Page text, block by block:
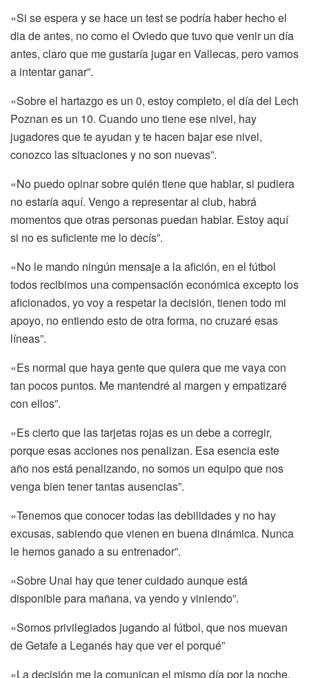
«Si se espera y se hace un test se podría haber hecho el
dia de antes, no como el Oviedo que tuvo que venir un día
antes, claro que me gustaría jugar en Vallecas, pero vamos
a intentar ganar”.
«Sobre el hartazgo es un 0, estoy completo, el día del Lech
Poznan es un 10. Cuando uno tiene ese nivel, hay
jugadores que te ayudan y te hacen bajar ese nivel,
conozco las situaciones y no son nuevas”.
«No puedo opinar sobre quién tiene que hablar, si pudiera
no estaría aquí. Vengo a representar al club, habrá
momentos que otras personas puedan hablar. Estoy aquí
si no es suficiente me lo decís”.
«No le mando ningún mensaje a la afición, en el fútbol
todos recibimos una compensación económica excepto los
aficionados, yo voy a respetar la decisión, tienen todo mi
apoyo, no entiendo esto de otra forma, no cruzaré esas
líneas”.
«Es normal que haya gente que quiera que me vaya con
tan pocos puntos. Me mantendré al margen y empatizaré
con ellos”.
«Es cierto que las tarjetas rojas es un debe a corregir,
porque esas acciones nos penalizan. Esa esencia este
año nos está penalizando, no somos un equipo que nos
venga bien tener tantas ausencias”.
«Tenemos que conocer todas las debilidades y no hay
excusas, sabiendo que vienen en buena dinámica. Nunca
le hemos ganado a su entrenador”.
«Sobre Unai hay que tener cuidado aunque está
disponible para mañana, va yendo y viniendo”.
«Somos privilegiados jugando al fútbol, que nos muevan
de Getafe a Leganés hay que ver el porqué”
«La decisión me la comunican el mismo día por la noche,